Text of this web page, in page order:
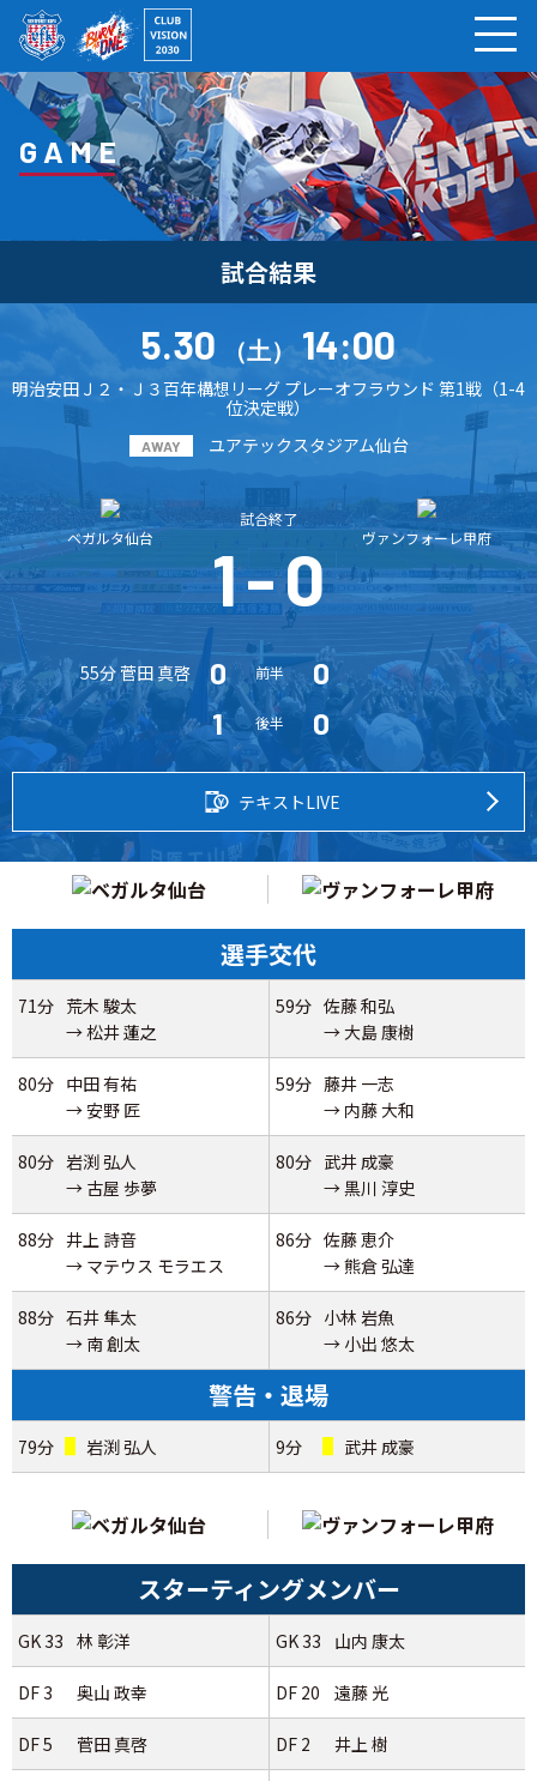
GAME
試合結果
5.30 （土）14:00
明治安田Ｊ２・Ｊ３百年構想リーグ プレーオフラウンド 第1戦（1-4
位決定戦）
AWAY ユアテックスタジアム仙台
ベガルタ仙台
試合終了
1-0 ヴァンフォーレ甲府
55分 菅田 真啓 0 前半
0
1
後半 0
テキストLIVE
選手交代
71分 荒木 駿太
→ 松井 蓮之
59分 佐藤 和弘
→ 大島 康樹
80分 中田 有祐
→ 安野 匠
59分 藤井 一志
→ 内藤 大和
80分 岩渕 弘人
→ 古屋 歩夢
80分 武井 成豪
→ 黒川 淳史
88分 井上 詩音
→ マテウス モラエス
86分 佐藤 恵介
→ 熊倉 弘達
88分 石井 隼太
→ 南 創太
86分 小林 岩魚
→ 小出 悠太
警告・退場
79分 岩渕 弘人 9分 武井 成豪
スターティングメンバー
GK 33 林 彰洋 GK 33 山内 康太
DF 3 奥山 政幸 DF 20 遠藤 光
DF 5 菅田 真啓 DF 2 井上 樹